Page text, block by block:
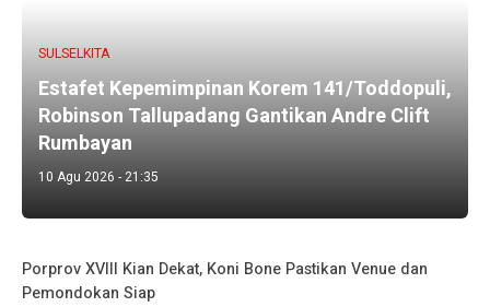
SULSELKITA
Estafet Kepemimpinan Korem 141/Toddopuli,
Robinson Tallupadang Gantikan Andre Clift
Rumbayan
10 Agu 2026 - 21:35
Porprov XVIII Kian Dekat, Koni Bone Pastikan Venue dan
Pemondokan Siap